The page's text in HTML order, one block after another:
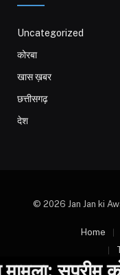
Uncategorized
कोरबा
खास ख़बर
छत्तीसगढ़
देश
© 2026 Jan Jan ki
Home